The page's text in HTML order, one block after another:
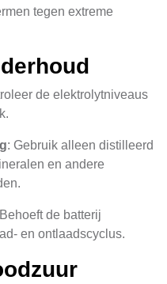
tegen extreme
de elektrolytniveaus
: Gebruik alleen distilleerd
en andere
de batterij
en ontlaadscyclus.